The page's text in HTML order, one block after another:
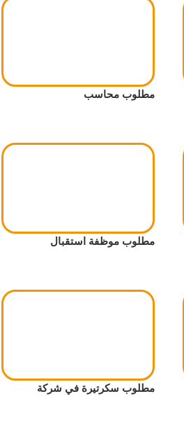
مطلوب محاسب
مطلوب موظفة استقبال
مطلوب سكرتيرة في شركة